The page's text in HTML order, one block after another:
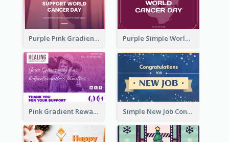
Purple Pink Gradient World Cancer Day Greeting Card Purple Simple World Cancer Day Greeting Card
Pink Gradient Reward For Donation Card Design Simple New Job Congratulations Card In Yellow And Blue